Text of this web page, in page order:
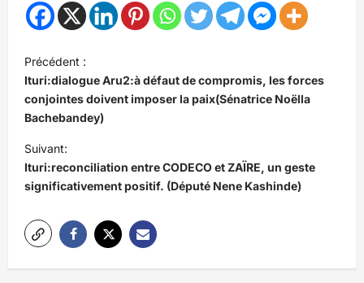
a
v
i
g
a
i
o
Précédent :
Ituri:dialogue Aru2:à défaut de compromis, les forces
conjointes doivent imposer la paix(Sénatrice Noëlla
Bachebandey)
Suivant:
Ituri:reconciliation entre CODECO et ZAÏRE, un geste
significativement positif. (Député Nene Kashinde)